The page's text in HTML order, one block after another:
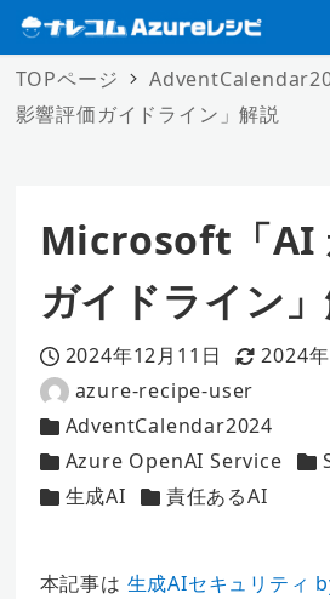
TOPページ
影響評価ガイドライン」解説
Microsoft「AI
ガイドライン
投稿日
2024年12月11日
更新日
2024
著
者
azure-recipe-user
カテゴリー
AdventCalendar2024
カテゴリー
Azure OpenAI Service
カ
カテゴリー
生成AI
カテゴリー
責任あるAI
本記事は 生成AIセキュリティ